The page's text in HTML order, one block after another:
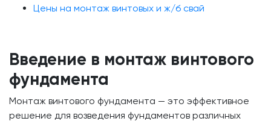
Цены на монтаж винтовых и ж/б свай
Введение в монтаж винтового
фундамента
Монтаж винтового фундамента — это эффективное
решение для возведения фундаментов различных